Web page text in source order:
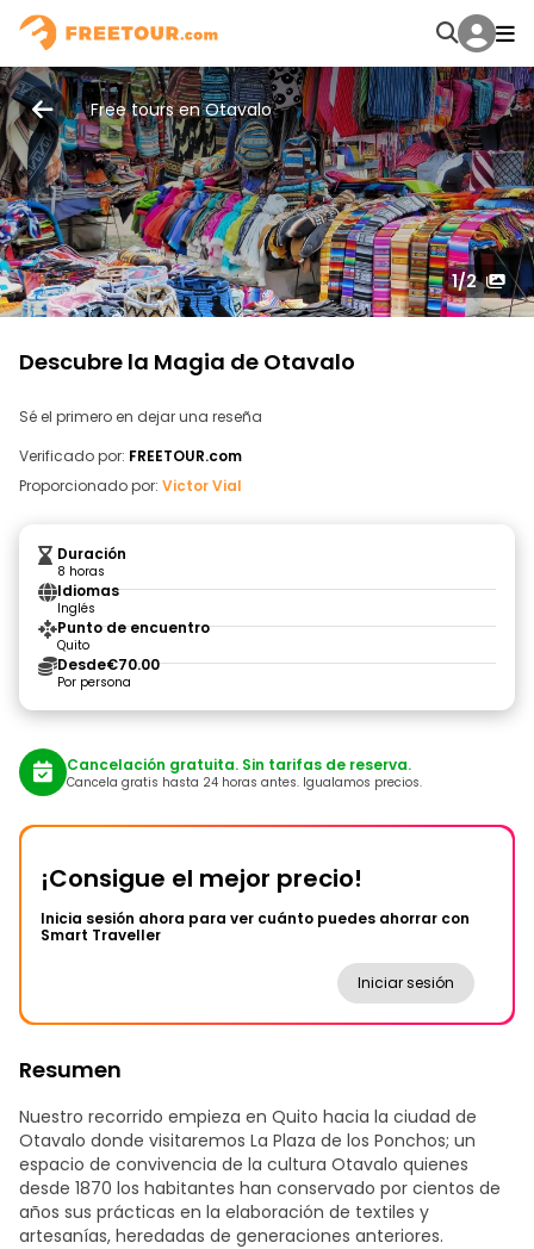
Free tours en Otavalo
1/2
Descubre la Magia de Otavalo
Sé el primero en dejar una reseña
Verificado por: FREETOUR.com
Proporcionado por: Victor Vial
Duración
8 horas
Idiomas
Inglés
Punto de encuentro
Quito
Desde€70.00
Por persona
Cancelación gratuita. Sin tarifas de reserva.
Cancela gratis hasta 24 horas antes. Igualamos precios.
¡Consigue el mejor precio!
Inicia sesión ahora para ver cuánto puedes ahorrar con
Smart Traveller
Iniciar sesión
Resumen
Nuestro recorrido empieza en Quito hacia la ciudad de
Otavalo donde visitaremos La Plaza de los Ponchos; un
espacio de convivencia de la cultura Otavalo quienes
desde 1870 los habitantes han conservado por cientos de
años sus prácticas en la elaboración de textiles y
artesanías, heredadas de generaciones anteriores.